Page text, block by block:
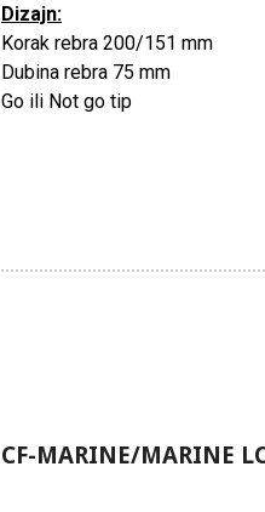
Dizajn:
Korak rebra 200/151 mm
Dubina rebra 75 mm
Go ili Not go tip
CF-MARINE/MARINE